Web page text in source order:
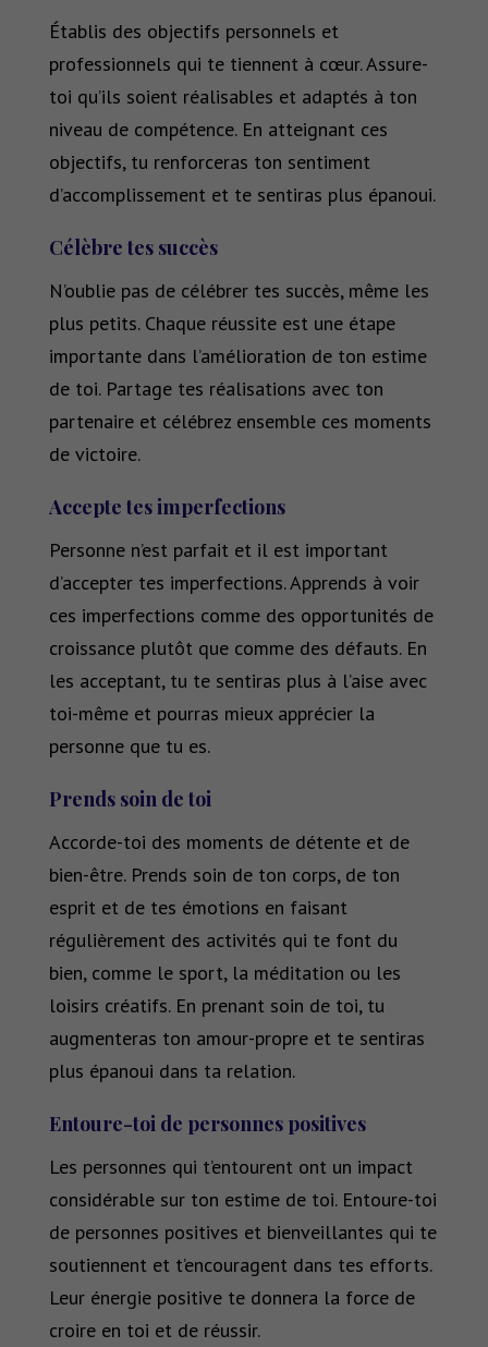
Établis des objectifs personnels et
professionnels qui te tiennent à cœur. Assure-
toi qu’ils soient réalisables et adaptés à ton
niveau de compétence. En atteignant ces
objectifs, tu renforceras ton sentiment
d’accomplissement et te sentiras plus épanoui.
Célèbre tes succès
N’oublie pas de célébrer tes succès, même les
plus petits. Chaque réussite est une étape
importante dans l’amélioration de ton estime
de toi. Partage tes réalisations avec ton
partenaire et célébrez ensemble ces moments
de victoire.
Accepte tes imperfections
Personne n’est parfait et il est important
d’accepter tes imperfections. Apprends à voir
ces imperfections comme des opportunités de
croissance plutôt que comme des défauts. En
les acceptant, tu te sentiras plus à l’aise avec
toi-même et pourras mieux apprécier la
personne que tu es.
Prends soin de toi
Accorde-toi des moments de détente et de
bien-être. Prends soin de ton corps, de ton
esprit et de tes émotions en faisant
régulièrement des activités qui te font du
bien, comme le sport, la méditation ou les
loisirs créatifs. En prenant soin de toi, tu
augmenteras ton amour-propre et te sentiras
plus épanoui dans ta relation.
Entoure-toi de personnes positives
Les personnes qui t’entourent ont un impact
considérable sur ton estime de toi. Entoure-toi
de personnes positives et bienveillantes qui te
soutiennent et t’encouragent dans tes efforts.
Leur énergie positive te donnera la force de
croire en toi et de réussir.